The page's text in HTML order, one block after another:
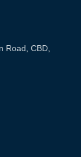
Road, CBD,